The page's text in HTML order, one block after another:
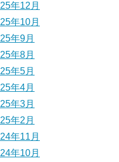
年12月
年10月
年9月
年8月
年5月
年4月
年3月
年2月
年11月
年10月